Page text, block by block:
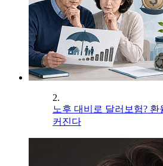
2.
노후 대비로 달러보험?
커진다